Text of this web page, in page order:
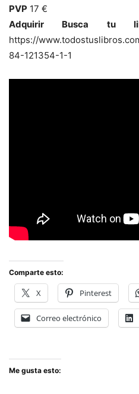
PVP 17 €
Adquirir Busca tu
https://
84-121354-1-1
Comparte esto:
X Pinterest
Correo electrónico
Me gusta esto: